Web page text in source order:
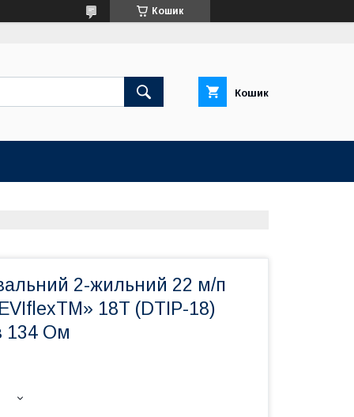
Кошик
Кошик
2-жильний 22 м/п
18T (DTIP-18)
134 Ом